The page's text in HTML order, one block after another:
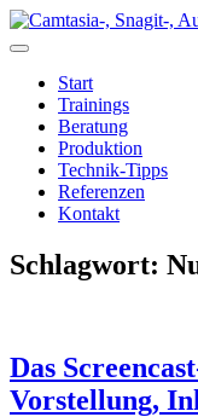
Zum
Inhalt
Start
Trainings
Beratung
Produktion
Technik-Tipps
Referenzen
Kontakt
Schlagwort:
Das
Vorstellung,